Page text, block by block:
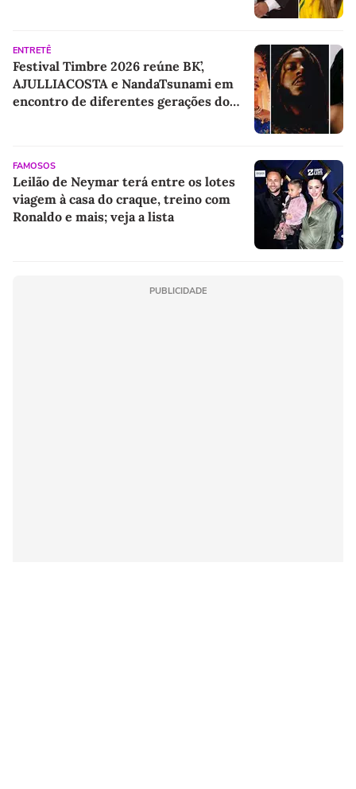
ENTRETÊ
Festival Timbre 2026 reúne BK’,
AJULLIACOSTA e NandaTsunami em
encontro de diferentes gerações do
FAMOSOS
Leilão de Neymar terá entre os lotes
viagem à casa do craque, treino com
Ronaldo e mais; veja a lista
PUBLICIDADE